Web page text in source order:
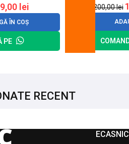
lei
ÎN COȘ
PE
200,00lei
RECENT